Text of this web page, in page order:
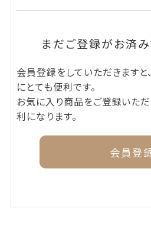
まだご登録がお済
会員登録をしていただきます
にとても便利です。
お気に入り商品をご登録いた
利になります。
会員登